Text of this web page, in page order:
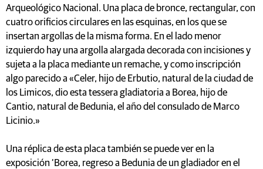
Arqueológico Nacional. Una placa de bronce, rectangular, con
cuatro orificios circulares en las esquinas, en los que se
insertan argollas de la misma forma. En el lado menor
izquierdo hay una argolla alargada decorada con incisiones y
sujeta a la placa mediante un remache, y como inscripción
algo parecido a «Celer, hijo de Erbutio, natural de la ciudad de
los Limicos, dio esta tessera gladiatoria a Borea, hijo de
Cantio, natural de Bedunia, el año del consulado de Marco
Licinio.»
Una réplica de esta placa también se puede ver en la
exposición ‘Borea, regreso a Bedunia de un gladiador en el